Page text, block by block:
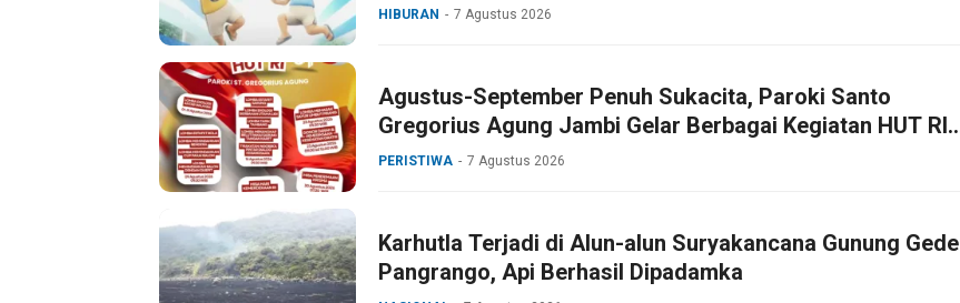
HIBURAN 7 Agustus 2026
Agustus-September Penuh Sukacita, Paroki Santo
Gregorius Agung Jambi Gelar Berbagai Kegiatan HUT RI
dan HUT Paroki
PERISTIWA 7 Agustus 2026
Karhutla Terjadi di Alun-alun Suryakancana Gunung Gede
Pangrango, Api Berhasil Dipadamka